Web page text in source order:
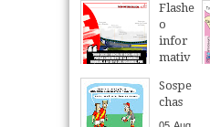
05 Aug 2026
Flashe
o
infor
mativ
06 Aug 2026
Sospe
chas